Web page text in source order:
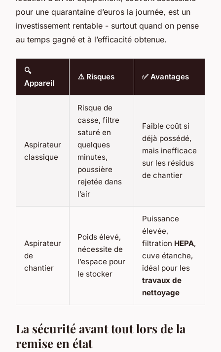
pour une quarantaine d’euros la journée, est un
investissement rentable - surtout quand on pense
au temps gagné et à l’efficacité obtenue.
🔍
Appareil
⚠️ Risques ✅ Avantages
Aspirateur
classique
Risque de
casse, filtre
saturé en
quelques
minutes,
poussière
rejetée dans
l’air
Faible coût si
déjà possédé,
mais inefficace
sur les résidus
de chantier
Aspirateur
de
chantier
Poids élevé,
nécessite de
l’espace pour
le stocker
Puissance
élevée,
filtration HEPA,
cuve étanche,
idéal pour les
travaux de
nettoyage
La sécurité avant tout lors de la
remise en état